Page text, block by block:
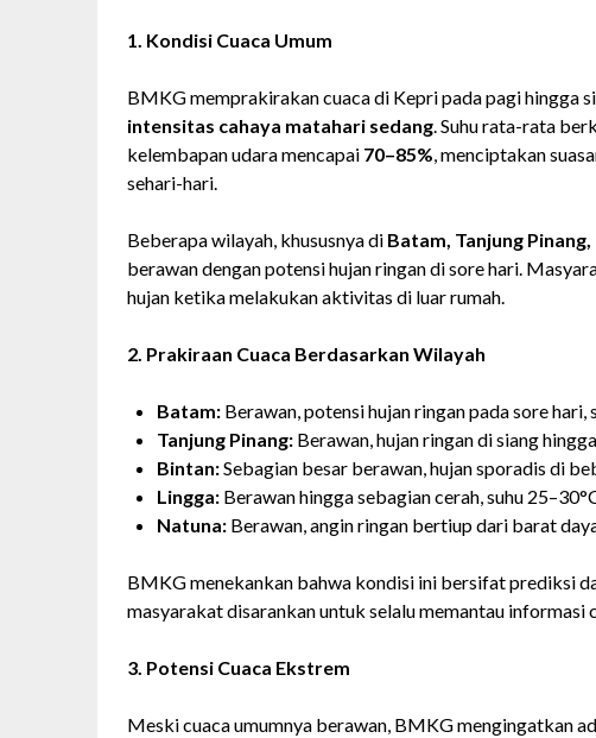
1. Kondisi Cuaca Umum
BMKG memprakirakan cuaca di Kepri pada pagi hingga
intensitas cahaya matahari sedang. Suhu rata-rata
kelembapan udara mencapai 70–85%, menciptakan
sehari-hari.
Beberapa wilayah, khususnya di Batam, Tanjung
berawan dengan potensi hujan ringan di sore hari.
hujan ketika melakukan aktivitas di luar rumah.
2. Prakiraan Cuaca Berdasarkan Wilayah
Batam: Berawan, potensi hujan ringan pada sore hari,
Tanjung Pinang: Berawan, hujan ringan di siang
Bintan:Sebagian besar berawan, hujan sporadis di
Lingga: Berawan hingga sebagian cerah, suhu
Natuna: Berawan, angin ringan bertiup dari barat
BMKG menekankan bahwa kondisi ini bersifat prediksi
masyarakat disarankan untuk selalu memantau informasi
3. Potensi Cuaca Ekstrem
Meski cuaca umumnya berawan, BMKG mengingatkan